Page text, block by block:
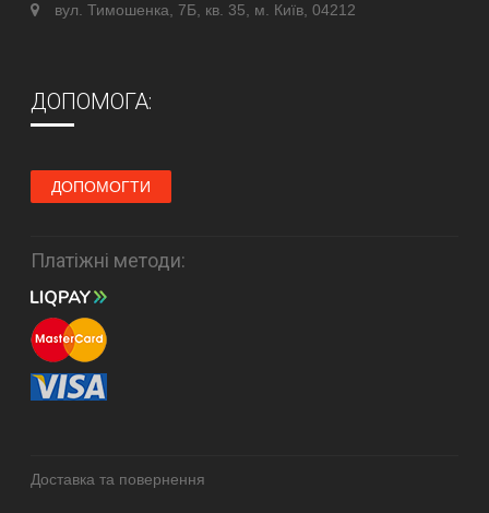
вул. Тимошенка, 7Б, кв. 35, м. Київ, 04212
ДОПОМОГА:
ДОПОМОГТИ
Платіжні методи:
Доставка та повернення